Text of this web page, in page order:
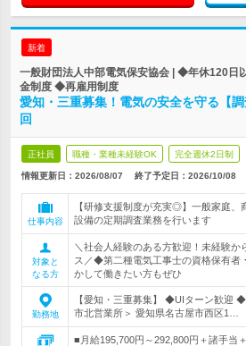
新着
一般財団法人中部電気保安協会 | ◆年休120
金制度 ◆再雇用制度
愛知・三重募集！電気の安全を守る【
回
正社員 職種・業種未経験OK 完全週休2日制
情報更新日：2026/08/07 終了予定日： 2026/10/08
仕事内容
【研修支援制度が充実◎】一般家庭、
設備の定期調査業務を行います
対象と
なる方
＼社会人経験のある方歓迎！未経験か
ス／◆第二種電気工事士の資格保有
かして働きたい方もぜひ
勤務地
【愛知・三重募集】 ◆UIターン歓迎
市北営業所＞ 愛知県名古屋市西区1…
■月給195,700円～292,800円＋諸手当